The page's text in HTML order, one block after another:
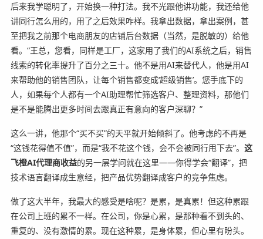
后来我学聪明了，开始换一种打法。我不光跟他讲功能，我还给他
讲同行怎么用的，用了之后效果咋样。我拿出数据，拿出案例，甚
至把我之前那个电商朋友的店铺后台数据（当然，是脱敏的）给他
看。“王总，您看，同样是工厂，这家用了我们的AI系统之后，销售
线索的转化率提升了百分之三十。他不是用AI来替代人，他是用AI
来帮助他的销售团队，让每个销售都变成‘超级销售’。您手底下的
人，如果每个人都有一个AI助理帮忙筛选客户、整理资料，那他们
是不是能腾出更多时间去跟真正有意向的客户深聊？”
这么一讲，他那个“买不买”的天平就开始倾斜了。他考虑的不再是
“这钱花得值不值”，而是“我不花这个钱，会不会被同行甩下去”。 这
飞橙AI代理商收益的另一层学问就在这里——你得学会“翻译”，把
技术语言翻译成生意经，把产品优势翻译成客户的竞争焦虑。
做了这大半年，我最大的感受是啥呢？是累，是真累！但这种累跟
在公司上班的累不一样。在公司，你是心累，是那种看不到头的、
重复的、没有激情的累。现在这种累，是身体累，但心里有盼头。